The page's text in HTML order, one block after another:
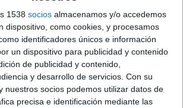
1538 socios almacenamos y/o accedemos
dispositivo, como cookies, y procesamos
identificadores únicos e información
un dispositivo para publicidad y contenido
de publicidad y contenido,
y desarrollo de servicios. Con su
nuestros socios podemos utilizar datos de
precisa e identificación mediante las
a la cama. El sospitós es
a les set de la tarda a la
Mossos a Santa Coloma, va
l'autor dels fets i va entregar